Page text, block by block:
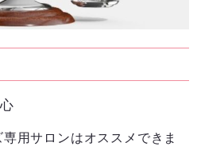
用サロンはオススメできま